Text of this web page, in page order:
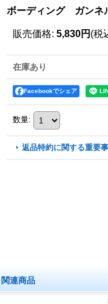
ボーディング ガンネ
販売価格: 5,830円 (税
在庫あり
Facebookでシェア
数量:
返品特約に関する重要
関連商品